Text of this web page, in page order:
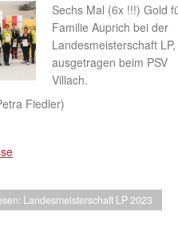
Sechs Mal (6x !!!) Gold
Familie Auprich bei der
Landesmeisterschaft LP,
ausgetragen beim PSV
Villach.
Fiedler)
Landesmeisterschaft LP 2023